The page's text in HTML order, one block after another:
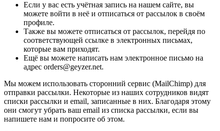
Если у вас есть учётная запись на нашем сайте, вы
можете войти в неё и отписаться от рассылок в своём
профиле.
Также вы можете отписаться от рассылок, перейдя по
соответствующей ссылке в электронных письмах,
которые вам приходят.
Ещё вы можете написать нам электронное письмо на
адрес orders@geyzer.net.
Мы можем использовать сторонний сервис (MailChimp) для
отправки рассылки. Некоторые из наших сотрудников видят
списки рассылки и email, записанные в них. Благодаря этому
они смогут убрать ваш email из списка рассылки, если вы
напишете нам и попросите об этом.